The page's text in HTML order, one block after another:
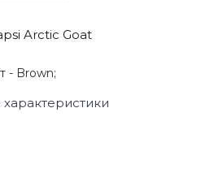
Arctic Goat
- Brown;
характеристики